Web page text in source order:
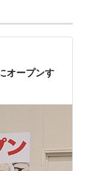
オープンす